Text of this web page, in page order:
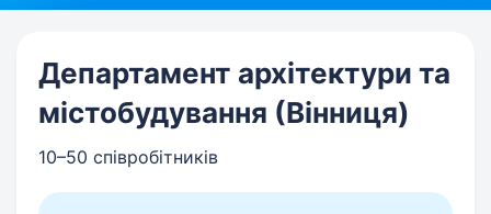
Департамент архітектури та
містобудування (Вінниця)
10–50 співробітників